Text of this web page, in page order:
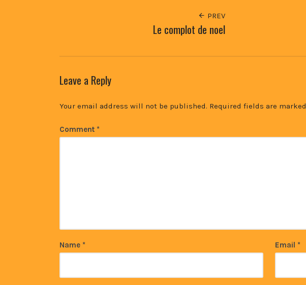
PREV
Le complot de noel
Leave a Reply
Your email address will not be published. Required fields are marked
Comment *
Name * Email *